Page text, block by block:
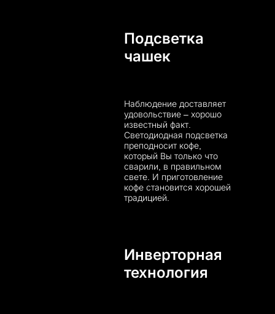
Подсветка
чашек
Наблюдение доставляет
удовольствие – хорошо
известный факт.
Светодиодная подсветка
преподносит кофе,
который Вы только что
сварили, в правильном
свете. И приготовление
кофе становится хорошей
традицией.
Инверторная
технология